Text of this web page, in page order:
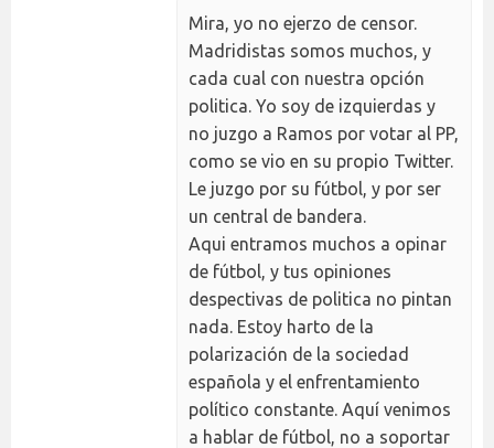
Mira, yo no ejerzo de censor.
Madridistas somos muchos, y
cada cual con nuestra opción
politica. Yo soy de izquierdas y
no juzgo a Ramos por votar al PP,
como se vio en su propio Twitter.
Le juzgo por su fútbol, y por ser
un central de bandera.
Aqui entramos muchos a opinar
de fútbol, y tus opiniones
despectivas de politica no pintan
nada. Estoy harto de la
polarización de la sociedad
española y el enfrentamiento
político constante. Aquí venimos
a hablar de fútbol, no a soportar